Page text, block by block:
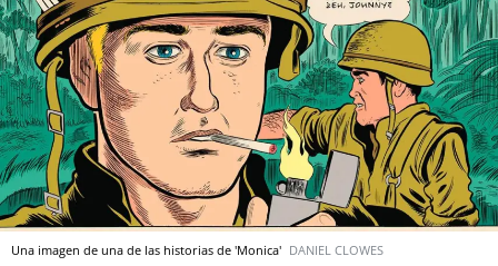
Una imagen de una de las historias de 'Monica' DANIEL CLOWES